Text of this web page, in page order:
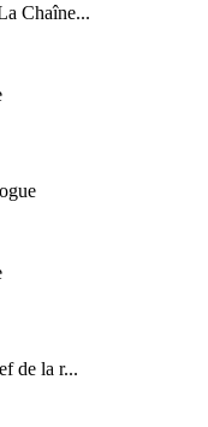
Chaîne...
de la r...